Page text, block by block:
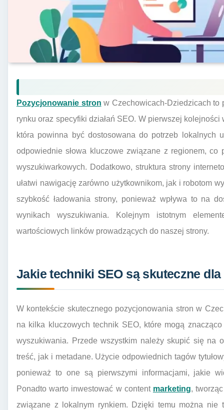
Pozycjonowanie stron w Czechowicach-Dziedzicach to
rynku oraz specyfiki działań SEO. W pierwszej
która powinna być dostosowana do potrzeb lokalnych
odpowiednie słowa kluczowe związane z regionem,
wyszukiwarkowych. Dodatkowo, struktura strony
ułatwi nawigację zarówno użytkownikom, jak i robotom
szybkość ładowania strony, ponieważ wpływa to na
wynikach wyszukiwania. Kolejnym istotnym
wartościowych linków prowadzących do naszej strony.
Jakie techniki SEO są skuteczne
W kontekście skutecznego pozycjonowania stron w
na kilka kluczowych technik SEO, które mogą
wyszukiwania. Przede wszystkim należy skupić się na
treść, jak i metadane. Użycie odpowiednich tagów
ponieważ to one są pierwszymi informacjami, jakie
Ponadto warto inwestować w content marketing,
związane z lokalnym rynkiem. Dzięki temu można